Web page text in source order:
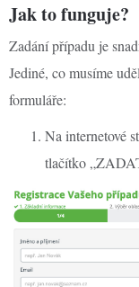
Jak to funguje?
Zadání případu je
Jediné, co musíme
formuláře:
Na internetové
tlačítko